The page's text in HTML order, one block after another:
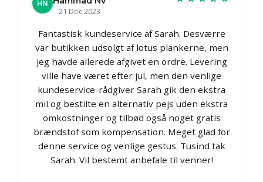
HN
21 Dec 2023
Fantastisk kundeservice af Sarah. Desværre
var butikken udsolgt af lotus plankerne, men
jeg havde allerede afgivet en ordre. Levering
ville have været efter jul, men den venlige
kundeservice-rådgiver Sarah gik den ekstra
mil og bestilte en alternativ pejs uden ekstra
omkostninger og tilbød også noget gratis
brændstof som kompensation. Meget glad for
denne service og venlige gestus. Tusind tak
Sarah. Vil bestemt anbefale til venner!